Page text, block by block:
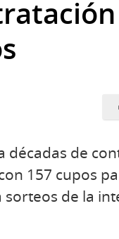
de
157 cupos
de la